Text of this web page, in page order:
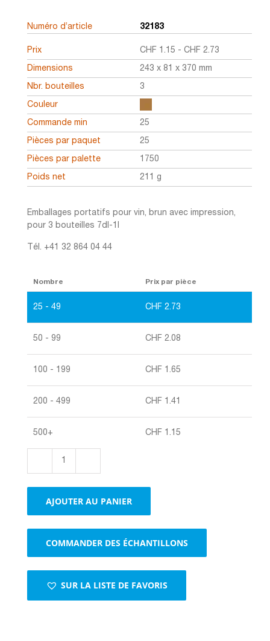
Numéro d’article 32183
Prix CHF 1.15 - CHF 2.73
Dimensions 243 x 81 x 370 mm
Nbr. bouteilles 3
Couleur
Commande min 25
Pièces par paquet 25
Pièces par palette 1750
Poids net 211 g
Emballages portatifs pour vin, brun avec impression,
pour 3 bouteilles 7dl-1l
Tél. +41 32 864 04 44
Nombre Prix par pièce
25 - 49 CHF 2.73
50 - 99 CHF 2.08
100 - 199 CHF 1.65
200 - 499 CHF 1.41
500+ CHF 1.15
portatifs,
brun
brun
AJOUTER AU PANIER
COMMANDER DES ÉCHANTILLONS
SUR LA LISTE DE FAVORIS